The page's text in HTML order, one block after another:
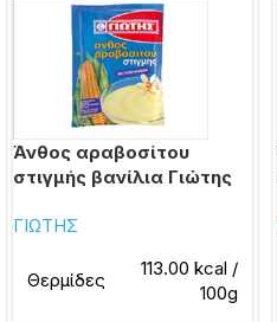
Άνθος αραβοσίτου
στιγμής βανίλια Γιώτης
ΓΙΩΤΗΣ
Θερμίδες
113.00 kcal /
100g